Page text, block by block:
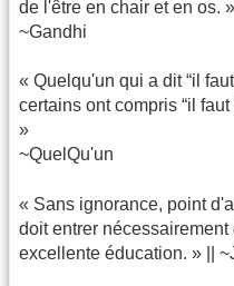
de l'être en chair et en os. »
~Gandhi
« Quelqu'un qui a dit “il
certains ont compris “il
»
~QuelQu'un
« Sans ignorance, point
doit entrer
excellente éducation. » ||